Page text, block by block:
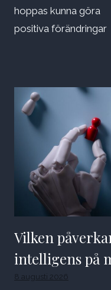
hoppas kunna göra
positiva förändringar
Vilken
intelligens på
8 augusti 2026